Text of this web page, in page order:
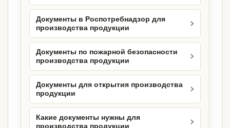
Документы в Роспотребнадзор для
производства продукции
Документы по пожарной безопасности
производства продукции
Документы для открытия производства
продукции
Какие документы нужны для
производства продукции